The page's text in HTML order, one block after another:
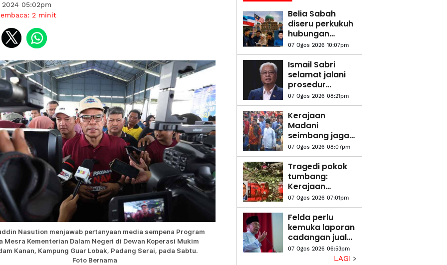
2024 05:02pm
2 minit
Nasution menjawab pertanyaan media sempena Program
Mesra Kementerian Dalam Negeri di Dewan Koperasi Mukim
Kanan, Kampung Guar Lobak, Padang Serai, pada Sabtu.
Foto Bernama
Belia Sabah
diseru perkukuh
hubungan
dengan
Putrajaya
07 Ogos 2026 10:07pm
Ismail Sabri
selamat jalani
prosedur
pasang alat
perentak
jantung
07 Ogos 2026 08:21pm
Kerajaan
Madani
seimbang jaga
kepentingan
semua kaum,
aliran
pendidikan - PM
07 Ogos 2026 08:07pm
Tragedi pokok
tumbang:
Kerajaan
disaran
wujudkan zon
bebas pokok di
laluan berisiko
07 Ogos 2026 07:01pm
Felda perlu
kemuka laporan
cadangan jual
aset di bawah
nilai belian -
07 Ogos 2026 06:53pm
LAGI